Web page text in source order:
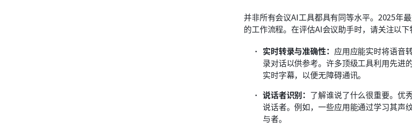
并非所有会议AI工具都具有同等水平。2025年
的工作流程。在评估AI会议助手时，请关注以下
实时转录与准确性： 应用应能实时将语音
录对话以供参考。许多顶级工具利用先进
实时字幕，以便无障碍通讯。
说话者识别： 了解谁说了什么很重要。优
说话者。例如，一些应用能通过学习其声
与者。